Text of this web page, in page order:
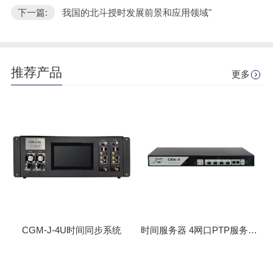
下一篇: 我国的北斗授时发展前景和应用领域"
推荐产品 更多
CGM-J-4U时间同步系统 时间服务器 4网口PTP服务器 CBM-D-40